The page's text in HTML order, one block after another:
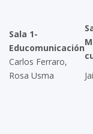
Sala 1-
Educomunicación
Carlos Ferraro,
Rosa Usma